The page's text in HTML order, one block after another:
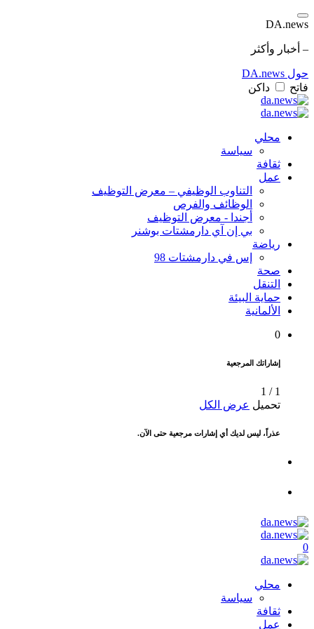
DA.news
– أخبار وأكثر
حول DA.news
فاتح
داكن
محلي
سياسة
ثقافة
عمل
التناوب الوظيفي – معرض التوظيف
الوظائف والفرص
أجندا - معرض التوظيف
بي إن آي دارمشتات بوشنر
رياضة
إس في دارمشتات 98
صحة
التنقل
حماية البيئة
الألمانية
0
إشاراتك المرجعية
1
/
1
تحميل عرض الكل
عذراً، ليس لديك أي إشارات مرجعية حتى الآن.
0
محلي
سياسة
ثقافة
عمل